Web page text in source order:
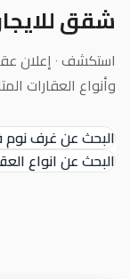
شقق
استكشف ٠
وأنواع العقارات
البحث عن غرف نوم
البحث عن انواع